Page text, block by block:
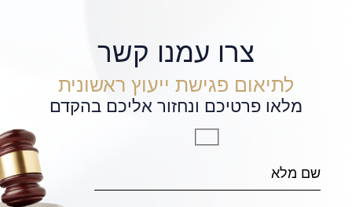
צרו עמנו קשר
לתיאום פגישת ייעוץ ראשונית
מלאו פרטיכם ונחזור אליכם בהקדם